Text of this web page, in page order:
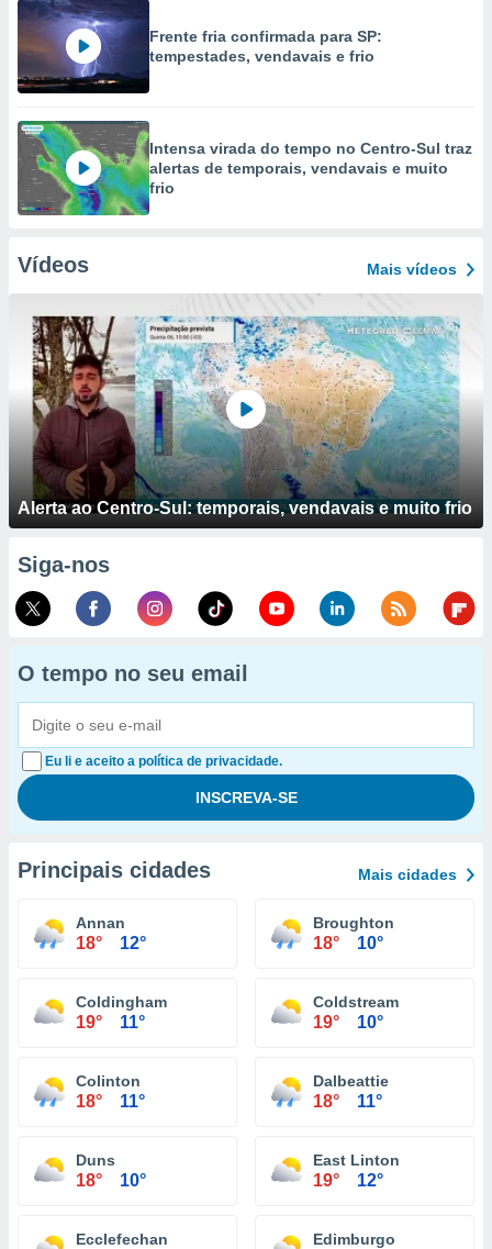
Frente fria confirmada para SP:
tempestades, vendavais e frio
Intensa virada do tempo no Centro-Sul traz
alertas de temporais, vendavais e muito
frio
Vídeos Mais vídeos
Alerta ao Centro-Sul: temporais, vendavais e muito frio
Siga-nos
O tempo no seu email
Eu li e aceito a política de privacidade.
Principais cidades Mais cidades
Annan
18° 12°
Broughton
18° 10°
Coldingham
19° 11°
Coldstream
19° 10°
Colinton
18° 11°
Dalbeattie
18° 11°
Duns
18° 10°
East Linton
19° 12°
Ecclefechan Edimburgo